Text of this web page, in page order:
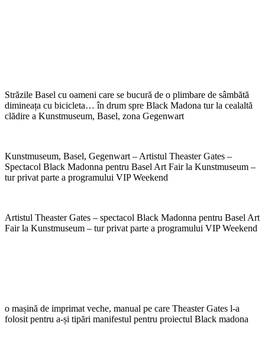
Străzile Basel cu oameni care se bucură de o plimbare de sâmbătă
dimineața cu bicicleta… în drum spre Black Madona tur la cealaltă
clădire a Kunstmuseum, Basel, zona Gegenwart
Kunstmuseum, Basel, Gegenwart – Artistul Theaster Gates –
Spectacol Black Madonna pentru Basel Art Fair la Kunstmuseum –
tur privat parte a programului VIP Weekend
Artistul Theaster Gates – spectacol Black Madonna pentru Basel Art
Fair la Kunstmuseum – tur privat parte a programului VIP Weekend
o mașină de imprimat veche, manual pe care Theaster Gates l-a
folosit pentru a-și tipări manifestul pentru proiectul Black madona